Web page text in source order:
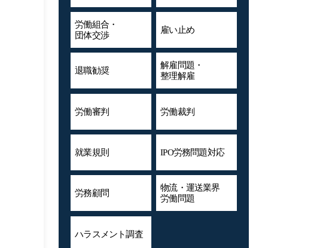
労働組合・
団体交渉
雇い止め
退職勧奨
解雇問題・
整理解雇
労働審判 労働裁判
就業規則 IPO労務問題対応
労務顧問
物流・運送業界
労働問題
ハラスメント調査